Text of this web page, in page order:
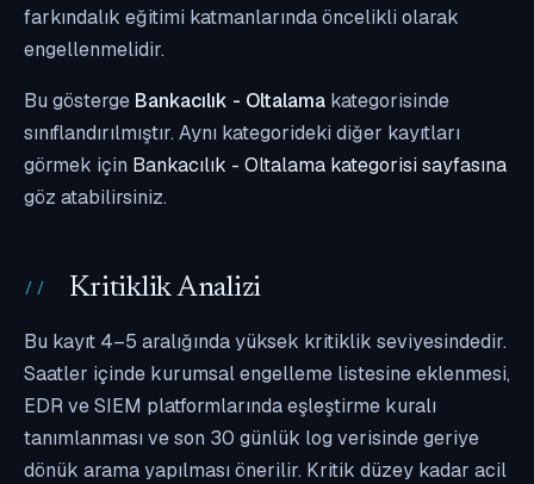
farkındalık eğitimi katmanlarında öncelikli olarak
engellenmelidir.
Bu gösterge Bankacılık - Oltalama kategorisinde
sınıflandırılmıştır. Aynı kategorideki diğer kayıtları
görmek için Bankacılık - Oltalama kategorisi sayfasına
göz atabilirsiniz.
Kritiklik Analizi
Bu kayıt 4–5 aralığında yüksek kritiklik seviyesindedir.
Saatler içinde kurumsal engelleme listesine eklenmesi,
EDR ve SIEM platformlarında eşleştirme kuralı
tanımlanması ve son 30 günlük log verisinde geriye
dönük arama yapılması önerilir. Kritik düzey kadar acil